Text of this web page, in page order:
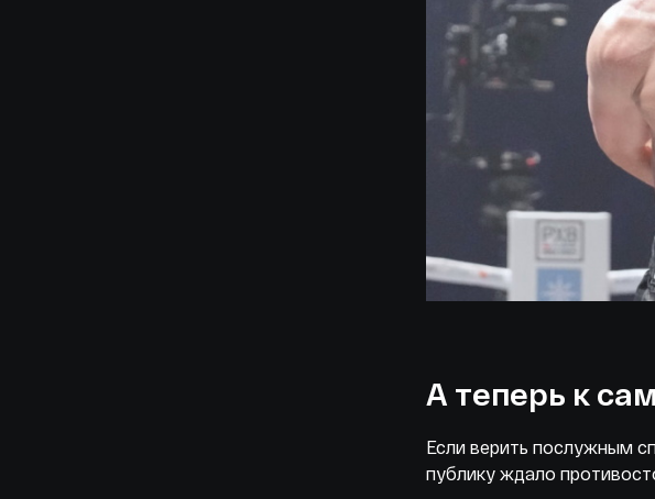
А теперь к
Если верить послужным
публику ждало